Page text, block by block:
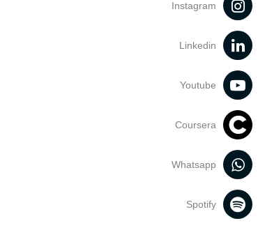
Instagram
Linkedin
Youtube
Coursera
Whatsapp
Spotify